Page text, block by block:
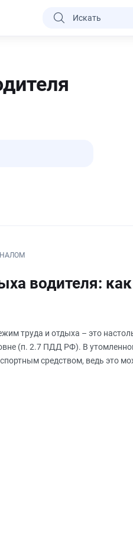
водителя:
труда и отдыха – это
(п. 2.7 ПДД РФ). В
средством, ведь это